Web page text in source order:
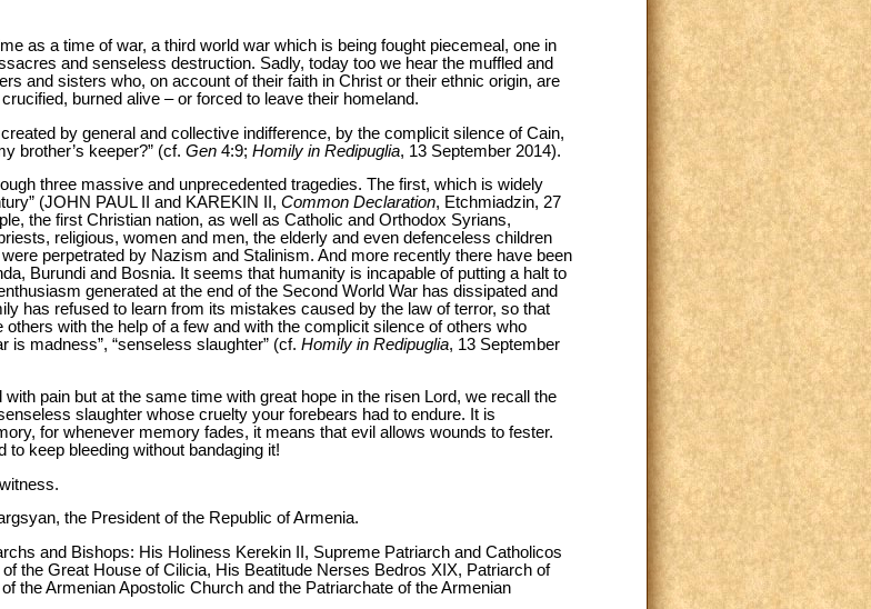
as a time of war, a third world war which is being fought piecemeal, one in
and senseless destruction. Sadly, today too we hear the muffled and
and sisters who, on account of their faith in Christ or their ethnic origin, are
burned alive – or forced to leave their homeland.
by general and collective indifference, by the complicit silence of Cain,
brother’s keeper?” (cf. Gen 4:9; Homily in Redipuglia, 13 September 2014).
three massive and unprecedented tragedies. The first, which is widely
(JOHN PAUL II and KAREKIN II, Common Declaration, Etchmiadzin, 27
the first Christian nation, as well as Catholic and Orthodox Syrians,
religious, women and men, the elderly and even defenceless children
perpetrated by Nazism and Stalinism. And more recently there have been
Burundi and Bosnia. It seems that humanity is incapable of putting a halt to
generated at the end of the Second World War has dissipated and
has refused to learn from its mistakes caused by the law of terror, so that
with the help of a few and with the complicit silence of others who
is madness”, “senseless slaughter” (cf. Homily in Redipuglia, 13 September
pain but at the same time with great hope in the risen Lord, we recall the
slaughter whose cruelty your forebears had to endure. It is
for whenever memory fades, it means that evil allows wounds to fester.
keep bleeding without bandaging it!
the President of the Republic of Armenia.
and Bishops: His Holiness Kerekin II, Supreme Patriarch and Catholicos
the Great House of Cilicia, His Beatitude Nerses Bedros XIX, Patriarch of
the Armenian Apostolic Church and the Patriarchate of the Armenian